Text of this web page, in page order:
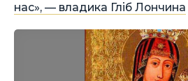
нас», — владика Гліб Лончина